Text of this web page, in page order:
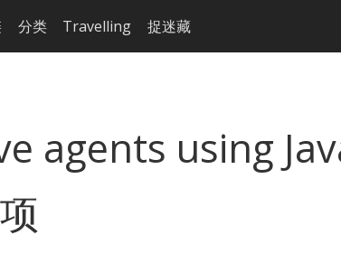
分类 Travelling 捉迷藏
agents using